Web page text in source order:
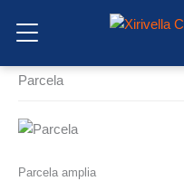
Abrir Menu
Parcelas
Parcela
Parcela amplia